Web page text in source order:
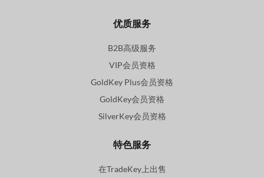
优质服务
B2B高级服务
VIP会员资格
GoldKey Plus会员资格
GoldKey会员资格
SilverKey会员资格
特色服务
在TradeKey上出售